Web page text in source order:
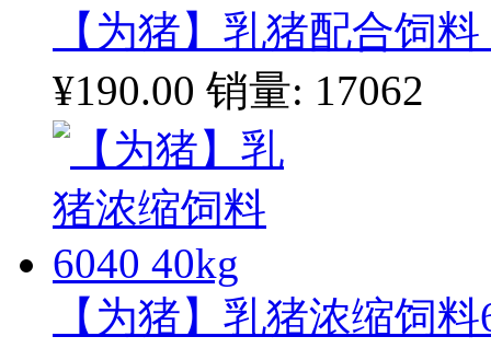
【为猪】乳猪配合饲
¥190.00 销量: 17062
【为猪】乳猪浓缩饲